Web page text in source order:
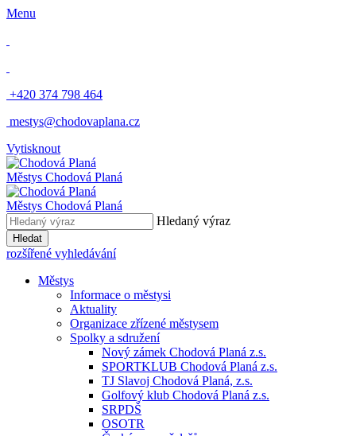
Menu
+420 374 798 464
mestys@chodovaplana.cz
Vytisknout
Městys Chodová Planá
Městys Chodová Planá
Hledaný výraz
Hledat
rozšířené vyhledávání
Městys
Informace o městysi
Aktuality
Organizace zřízené městysem
Spolky a sdružení
Nový zámek Chodová Planá z.s.
SPORTKLUB Chodová Planá z.s.
TJ Slavoj Chodová Planá, z.s.
Golfový klub Chodová Planá z.s.
SRPDŠ
OSOTR